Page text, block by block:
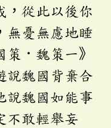
，從此以後你
無憂無慮地睡
．魏策一》
說魏國背棄合
說魏國如能事
不敢輕舉妄